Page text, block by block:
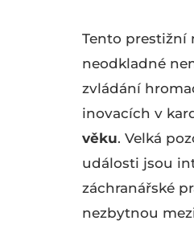
Tento prestižní
neodkladné
zvládání
inovacích v
věku. Velká
události jsou
záchranářské
nezbytnou